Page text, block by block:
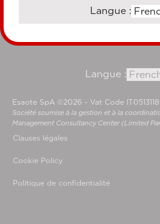
Langue :
Esaote SpA ©2026 - Vat Code
Société soumise à la gestion et à la
Management Consultancy Center (Limited
Clauses légales
Cookie Policy
Politique de confidentialité
Langue :